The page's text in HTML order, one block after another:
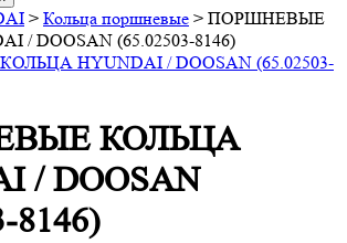
> Кольца поршневые > ПОРШНЕВЫЕ
/ DOOSAN (65.02503-8146)
КОЛЬЦА
/ DOOSAN
8146)